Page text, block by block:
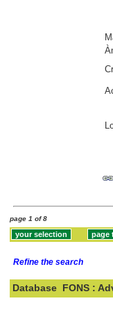
page 1 of 8
Refine the search
Database FONS :